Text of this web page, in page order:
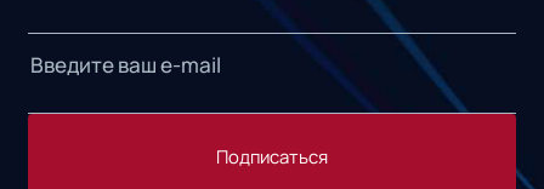
Подписаться